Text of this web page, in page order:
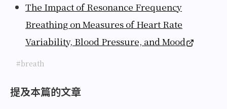
The Impact of Resonance Frequency
Breathing on Measures of Heart Rate
Variability, Blood Pressure, and Mood
#breath
提及本篇的文章